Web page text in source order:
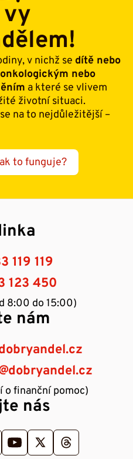
vy
v nichž se dítě nebo
nebo
a které se vlivem
životní situaci.
na to nejdůležitější –
to funguje?
119 119
123 450
8:00 do 15:00)
nám
o finanční pomoc)
nás